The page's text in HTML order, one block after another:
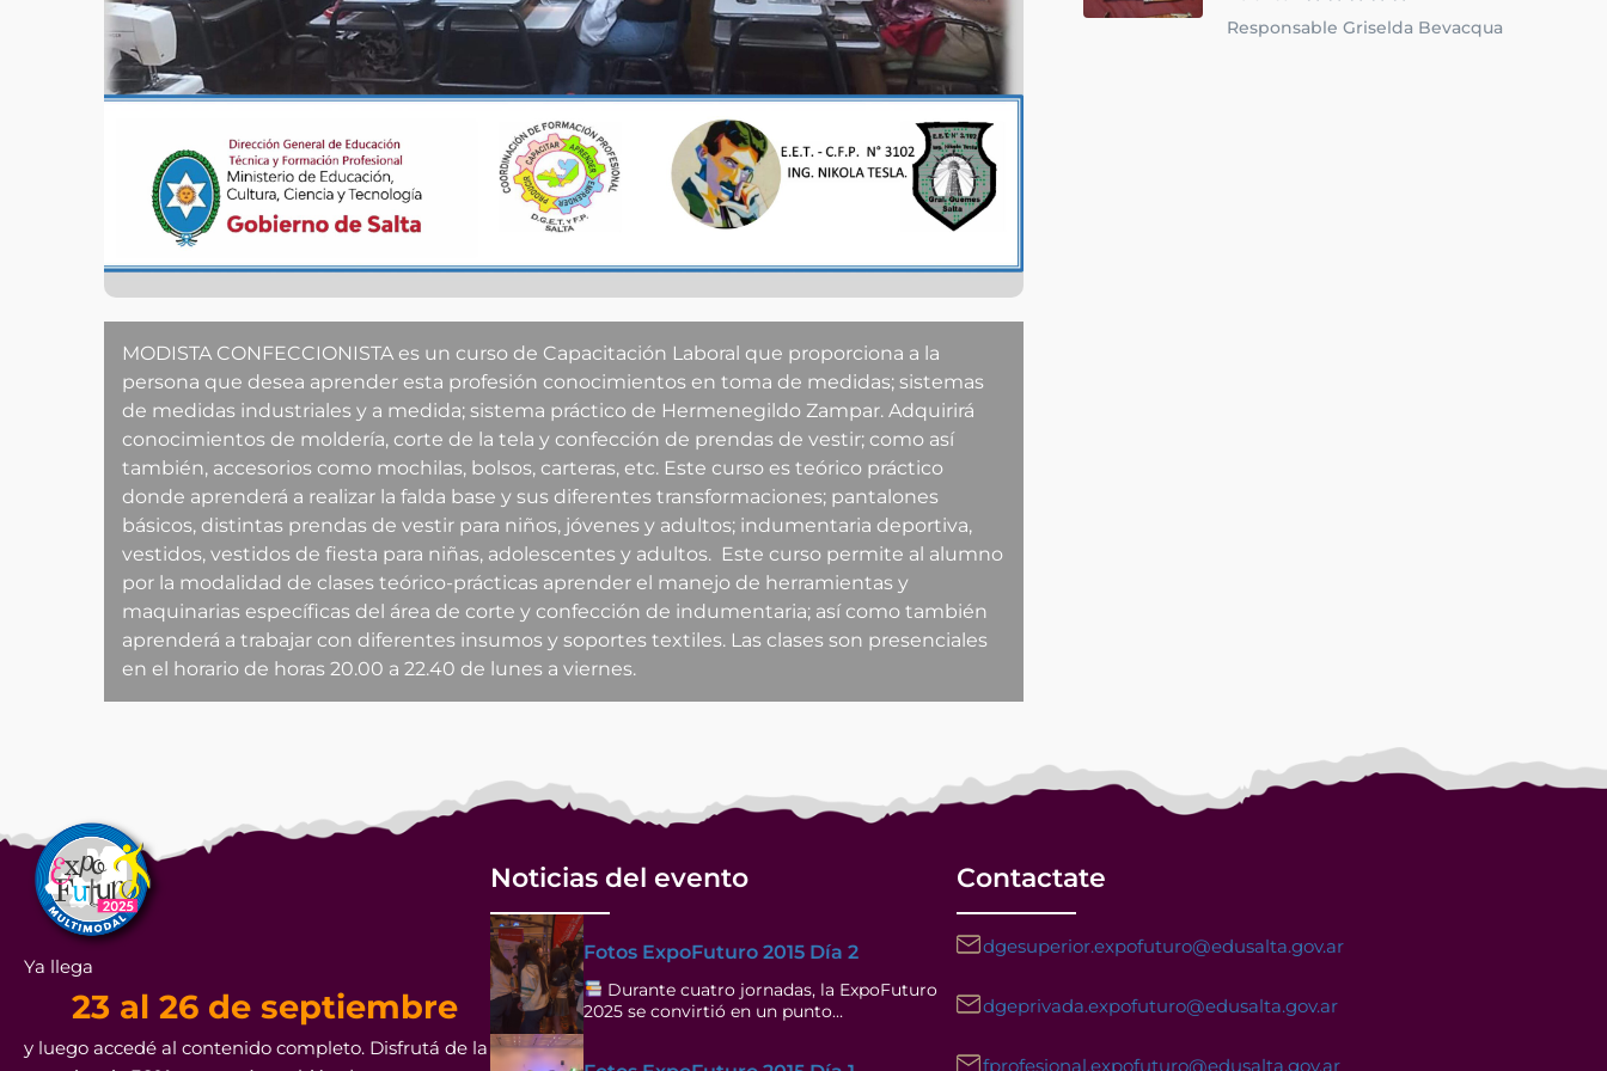
MODISTA CONFECCIONISTA es un curso de Capacitación Laboral que proporciona a la
persona que desea aprender esta profesión conocimientos en toma de medidas; sistemas
de medidas industriales y a medida; sistema práctico de Hermenegildo Zampar. Adquirirá
conocimientos de moldería, corte de la tela y confección de prendas de vestir; como así
también, accesorios como mochilas, bolsos, carteras, etc. Este curso es teórico práctico
donde aprenderá a realizar la falda base y sus diferentes transformaciones; pantalones
básicos, distintas prendas de vestir para niños, jóvenes y adultos; indumentaria deportiva,
vestidos, vestidos de fiesta para niñas, adolescentes y adultos. Este curso permite al alumno
por la modalidad de clases teórico-prácticas aprender el manejo de herramientas y
maquinarias específicas del área de corte y confección de indumentaria; así como también
aprenderá a trabajar con diferentes insumos y soportes textiles. Las clases son presenciales
en el horario de horas 20.00 a 22.40 de lunes a viernes.
Responsable Griselda Bevacqua
Ya llega
23 al 26 de septiembre
y luego accedé al contenido completo. Disfrutá de la
Noticias del evento
Fotos ExpoFuturo 2015 Día 2
Durante cuatro jornadas, la ExpoFuturo
2025 se convirtió en un punto…
Contactate
dgesuperior.expofuturo@edusalta.gov.ar
dgeprivada.expofuturo@edusalta.gov.ar
fprofesional.expofuturo@edusalta.gov.ar